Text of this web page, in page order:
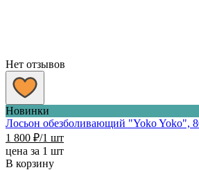
Нет отзывов
Новинки
Лосьон обезболивающий "Yoko Yoko",
1 800 ₽/1 шт
цена за 1 шт
В корзину